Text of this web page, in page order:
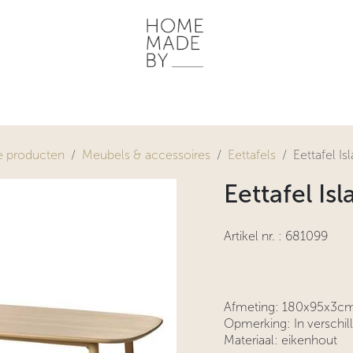
producten Meubels & accessoires Eettafels Eettafel
Eettafel
Artikel nr. : 681099
Afmeting:
Opmerking: In
Materiaal: eikenhout